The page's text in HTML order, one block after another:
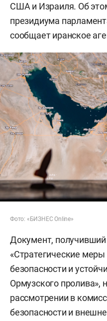
США и Израиля. Об
президиума
сообщает иранское
Фото: «БИЗНЕС Online»
Документ, получивший
«Стратегические
безопасности и
Ормузского пролива»,
рассмотрении в
безопасности и